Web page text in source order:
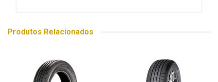
Produtos Relacionados